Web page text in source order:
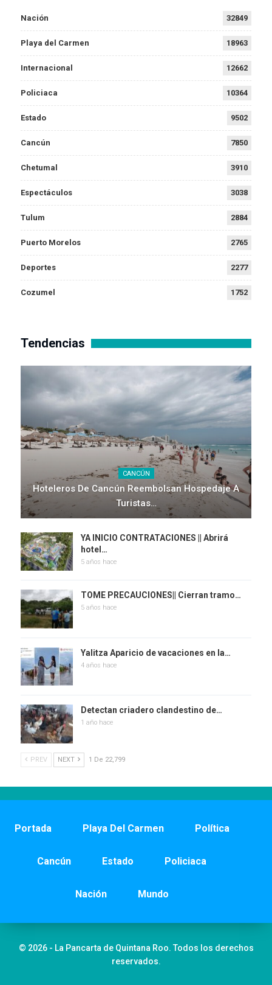
Nación 32849
Playa del Carmen 18963
Internacional 12662
Policiaca 10364
Estado 9502
Cancún 7850
Chetumal 3910
Espectáculos 3038
Tulum 2884
Puerto Morelos 2765
Deportes 2277
Cozumel 1752
Tendencias
CANCÚN
Hoteleros De Cancún Reembolsan Hospedaje A
Turistas…
YA INICIO CONTRATACIONES || Abrirá
hotel…
5 años hace
TOME PRECAUCIONES|| Cierran tramo…
5 años hace
Yalitza Aparicio de vacaciones en la…
4 años hace
Detectan criadero clandestino de…
1 año hace
PREV NEXT 1 De 22,799
Portada Playa Del Carmen Política
Cancún Estado Policiaca
Nación Mundo
© 2026 - La Pancarta de Quintana Roo. Todos los derechos
reservados.